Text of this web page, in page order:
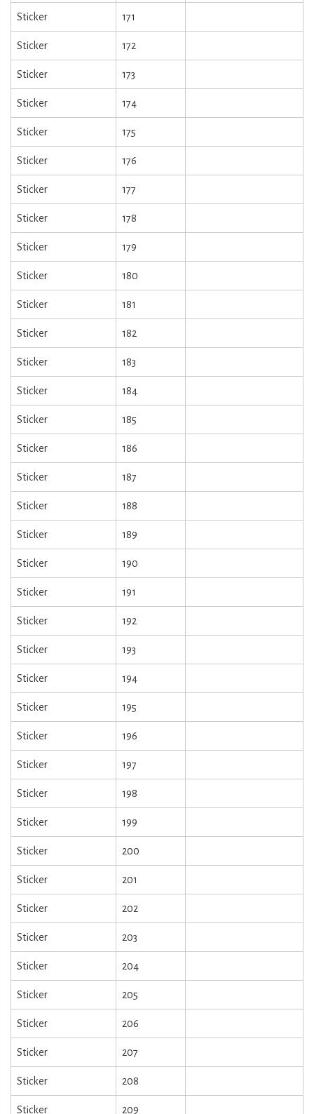
Sticker 171
Sticker 172
Sticker 173
Sticker 174
Sticker 175
Sticker 176
Sticker 177
Sticker 178
Sticker 179
Sticker 180
Sticker 181
Sticker 182
Sticker 183
Sticker 184
Sticker 185
Sticker 186
Sticker 187
Sticker 188
Sticker 189
Sticker 190
Sticker 191
Sticker 192
Sticker 193
Sticker 194
Sticker 195
Sticker 196
Sticker 197
Sticker 198
Sticker 199
Sticker 200
Sticker 201
Sticker 202
Sticker 203
Sticker 204
Sticker 205
Sticker 206
Sticker 207
Sticker 208
Sticker 209